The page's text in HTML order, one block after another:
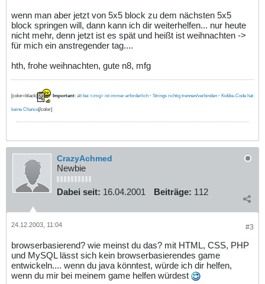
wenn man aber jetzt von 5x5 block zu dem nächsten 5x5
block springen will, dann kann ich dir weiterhelfen... nur heute
nicht mehr, denn jetzt ist es spät und heißt ist weihnachten ->
für mich ein anstregender tag....
hth, frohe weihnachten, gute n8, mfg
[color=black] Important: alt bei <img> ist immer erforderlich · Strings richtig trennen/verbinden · Kiddie-Code hat
keine Chance[/color]
CrazyAchmed
Newbie
Dabei seit: 16.04.2001 Beiträge: 112
#3
24.12.2003, 11:04
browserbasierend? wie meinst du das? mit HTML, CSS, PHP
und MySQL lässt sich kein browserbasierendes game
entwickeln.... wenn du java könntest, würde ich dir helfen,
wenn du mir bei meinem game helfen würdest